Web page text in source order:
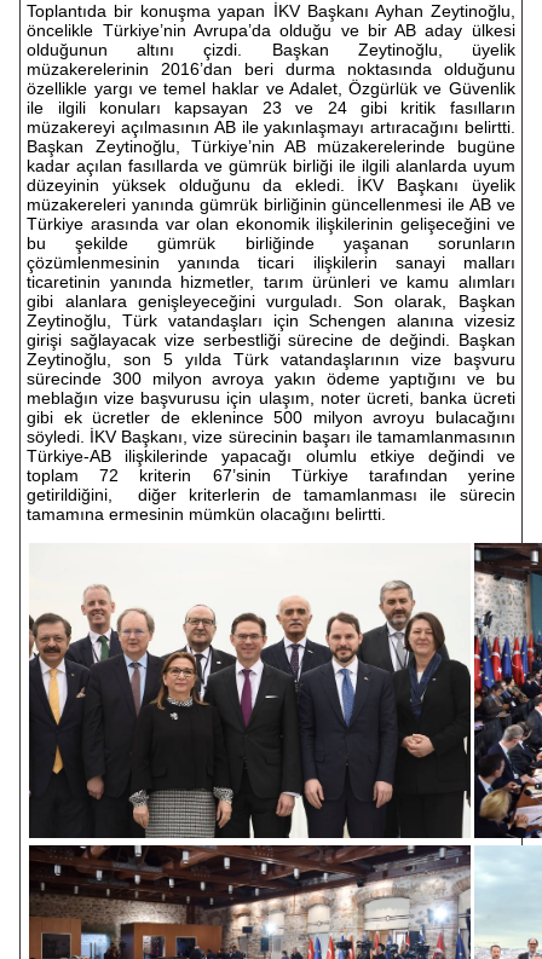
Toplantıda bir konuşma yapan İKV Başkanı Ayhan Zeytinoğlu,
öncelikle Türkiye’nin Avrupa’da olduğu ve bir AB aday ülkesi
olduğunun altını çizdi. Başkan Zeytinoğlu, üyelik
müzakerelerinin 2016’dan beri durma noktasında olduğunu
özellikle yargı ve temel haklar ve Adalet, Özgürlük ve Güvenlik
ile ilgili konuları kapsayan 23 ve 24 gibi kritik fasılların
müzakereyi açılmasının AB ile yakınlaşmayı artıracağını belirtti.
Başkan Zeytinoğlu, Türkiye’nin AB müzakerelerinde bugüne
kadar açılan fasıllarda ve gümrük birliği ile ilgili alanlarda uyum
düzeyinin yüksek olduğunu da ekledi. İKV Başkanı üyelik
müzakereleri yanında gümrük birliğinin güncellenmesi ile AB ve
Türkiye arasında var olan ekonomik ilişkilerinin gelişeceğini ve
bu şekilde gümrük birliğinde yaşanan sorunların
çözümlenmesinin yanında ticari ilişkilerin sanayi malları
ticaretinin yanında hizmetler, tarım ürünleri ve kamu alımları
gibi alanlara genişleyeceğini vurguladı. Son olarak, Başkan
Zeytinoğlu, Türk vatandaşları için Schengen alanına vizesiz
girişi sağlayacak vize serbestliği sürecine de değindi. Başkan
Zeytinoğlu, son 5 yılda Türk vatandaşlarının vize başvuru
sürecinde 300 milyon avroya yakın ödeme yaptığını ve bu
meblağın vize başvurusu için ulaşım, noter ücreti, banka ücreti
gibi ek ücretler de eklenince 500 milyon avroyu bulacağını
söyledi. İKV Başkanı, vize sürecinin başarı ile tamamlanmasının
Türkiye-AB ilişkilerinde yapacağı olumlu etkiye değindi ve
toplam 72 kriterin 67’sinin Türkiye tarafından yerine
getirildiğini, diğer kriterlerin de tamamlanması ile sürecin
tamamına ermesinin mümkün olacağını belirtti.